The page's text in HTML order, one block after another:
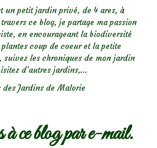
un petit jardin privé, de 4 ares, à
ce blog, je partage ma passion
en encourageant la biodiversité
coup de coeur et la petite
les chroniques de mon jardin
d’autres jardins,...
Jardins de Malorie
ce blog par e-mail.